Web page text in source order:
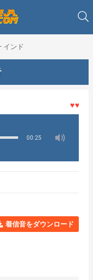
インド
♥♥♥着メ
00:25
着信音をダウンロード